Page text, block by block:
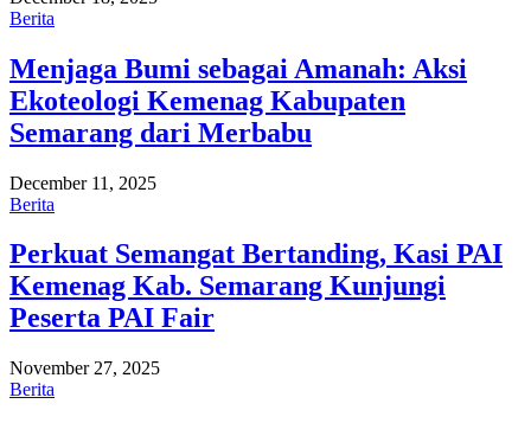
Berita
Menjaga Bumi sebagai Amanah: Aksi
Ekoteologi Kemenag Kabupaten
Semarang dari Merbabu
December 11, 2025
Berita
Perkuat Semangat Bertanding, Kasi PAI
Kemenag Kab. Semarang Kunjungi
Peserta PAI Fair
November 27, 2025
Berita